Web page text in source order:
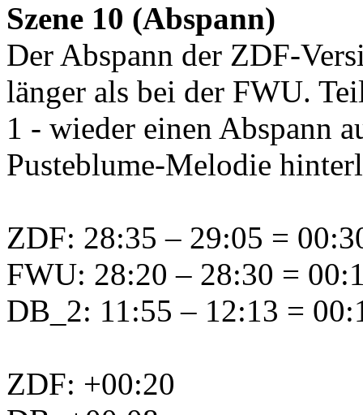
Szene 10 (Abspann)
Der Abspann der ZDF-
länger als bei der FWU.
1 - wieder einen Abspann
Pusteblume-Melodie
ZDF: 28:35 – 29:05 =
FWU: 28:20 – 28:30 =
DB_2: 11:55 – 12:13 =
ZDF: +00:20